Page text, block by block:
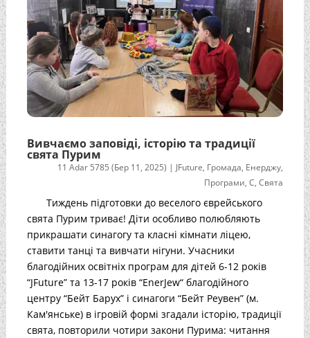
Вивчаємо заповіді, історію та традиції
свята Пурим
11 Adar 5785 (Бер 11, 2025) | JFuture, Громада, Енерджу,
Програми,С,Свята
Тиждень підготовки до веселого єврейського
свята Пурим триває! Діти особливо полюбляють
прикрашати синагогу та класні кімнати ліцею,
ставити танці та вивчати нігуни. Учасники
благодійних освітніх програм для дітей 6-12 років
“JFuture” та 13-17 років “EnerJew“ благодійного
центру “Бейт Барух” і синагоги “Бейт Реувен” (м.
Кам'янське) в ігровій формі згадали історію, традиції
свята, повторили чотири закони Пурима: читання